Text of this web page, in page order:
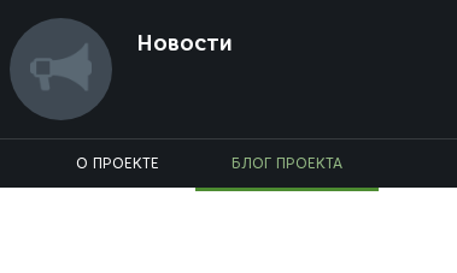
Новости
О ПРОЕКТЕ БЛОГ ПРОЕКТА